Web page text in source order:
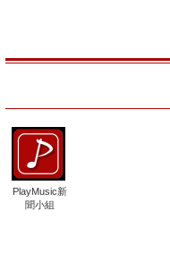
PlayMusic新
聞小組